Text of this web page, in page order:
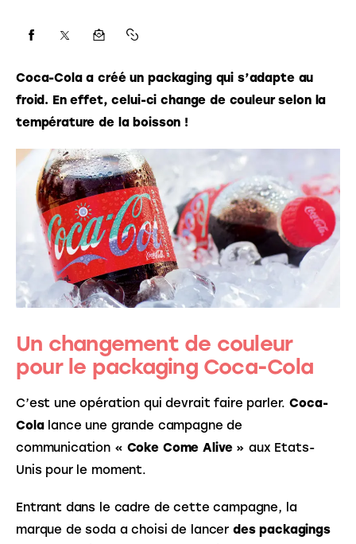
Coca-Cola a créé un packaging qui s’adapte au
froid. En effet, celui-ci change de couleur selon la
température de la boisson !
Un changement de couleur
pour le packaging Coca-Cola
C’est une opération qui devrait faire parler. Coca-
Cola lance une grande campagne de
communication « Coke Come Alive » aux Etats-
Unis pour le moment.
Entrant dans le cadre de cette campagne, la
marque de soda a choisi de lancer des packagings